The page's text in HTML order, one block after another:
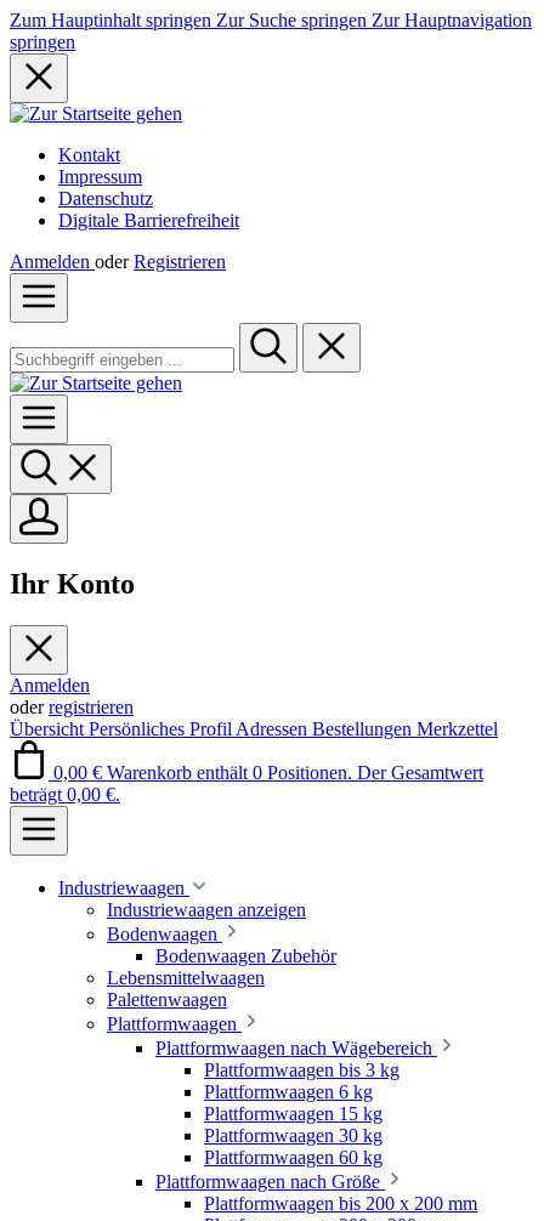
Zum Hauptinhalt springen Zur Suche springen Zur Hauptnavigation
springen
Kontakt
Impressum
Datenschutz
Digitale Barrierefreiheit
Anmelden oder Registrieren
Ihr Konto
Anmelden
oderregistrieren
Übersicht Persönliches Profil Adressen Bestellungen Merkzettel
0,00 € Warenkorb enthält 0 Positionen. Der Gesamtwert
beträgt 0,00 €.
Industriewaagen
Industriewaagen anzeigen
Bodenwaagen
Bodenwaagen Zubehör
Lebensmittelwaagen
Palettenwaagen
Plattformwaagen
Plattformwaagen nach Wägebereich
Plattformwaagen bis 3 kg
Plattformwaagen 6 kg
Plattformwaagen 15 kg
Plattformwaagen 30 kg
Plattformwaagen 60 kg
Plattformwaagen nach Größe
Plattformwaagen bis 200 x 200 mm